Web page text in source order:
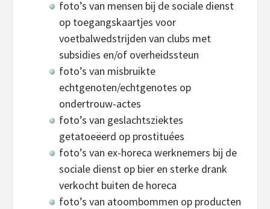
foto’s van mensen bij de sociale dienst
op toegangskaartjes voor
voetbalwedstrijden van clubs met
subsidies en/of overheidssteun
foto’s van misbruikte
echtgenoten/echtgenotes op
ondertrouw-actes
foto’s van geslachtsziektes
getatoeëerd op prostituées
foto’s van ex-horeca werknemers bij de
sociale dienst op bier en sterke drank
verkocht buiten de horeca
foto’s van atoombommen op producten